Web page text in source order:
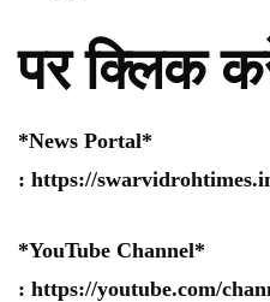
पर क्लिक
*News Portal*
: https://
*YouTube Channel*
: https://youtube.com/